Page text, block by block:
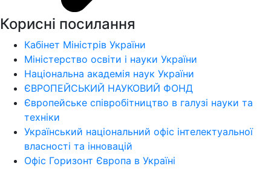
Корисні посилання
Кабінет Міністрів України
Міністерство освіти і науки України
Національна академія наук України
ЄВРОПЕЙСЬКИЙ НАУКОВИЙ ФОНД
Європейське співробітництво в галузі науки та
техніки
Український національний офіс інтелектуальної
власності та інновацій
Офіс Горизонт Європа в Україні